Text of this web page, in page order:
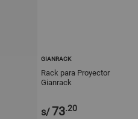
GIANRACK
Rack para Proyector
Gianrack
s/73.20